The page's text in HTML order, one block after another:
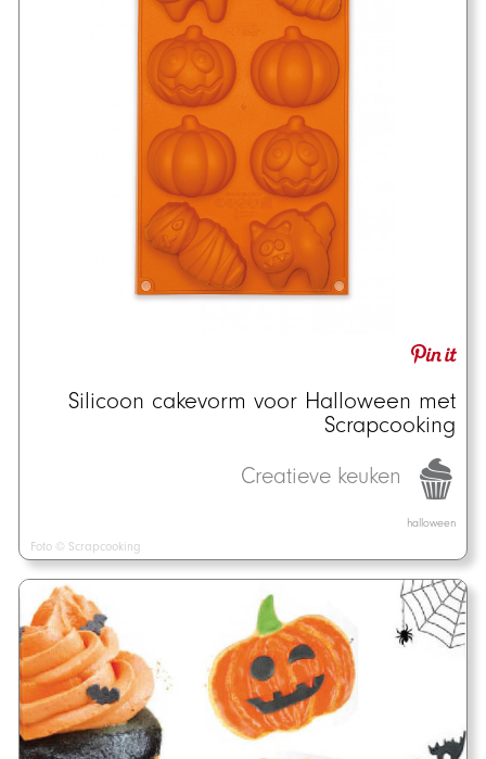
Silicoon cakevorm voor Halloween met
Scrapcooking
Creatieve keuken
halloween
Foto © Scrapcooking